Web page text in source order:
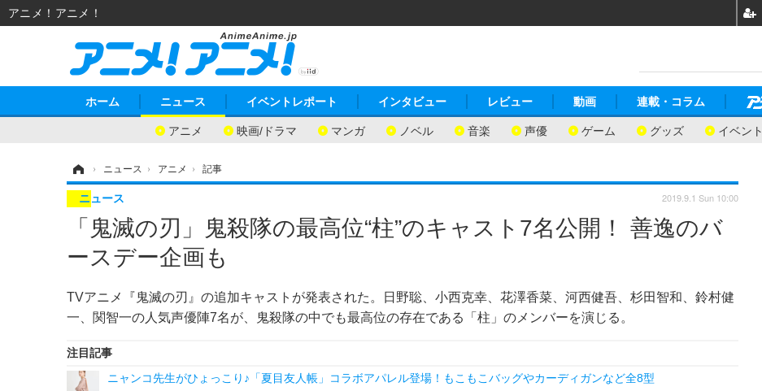
ホーム ニュース
アニメ 映画/ドラマ マンガ ノベル 音楽 声優 ゲーム グッズ イベント
イベントレポート インタビュー レビュー 動画 連載・コラム
› ニュース › アニメ › 記事
「鬼滅の刃」鬼殺隊の最高位“柱”のキャスト7名公開！ 善逸のバ
ースデー企画も
TVアニメ『鬼滅の刃』の追加キャストが発表された。日野聡、小西克幸、花澤香菜、河西健吾、杉田智和、鈴村健
一、関智一の人気声優陣7名が、鬼殺隊の中でも最高位の存在である「柱」のメンバーを演じる。
ニュース 2019.9.1 Sun 10:00
注目記事
ニャンコ先生がひょっこり♪「夏目友人帳」コラボアパレル登場！もこもこバッグやカーディガンなど全8型
アニメ！アニメ！